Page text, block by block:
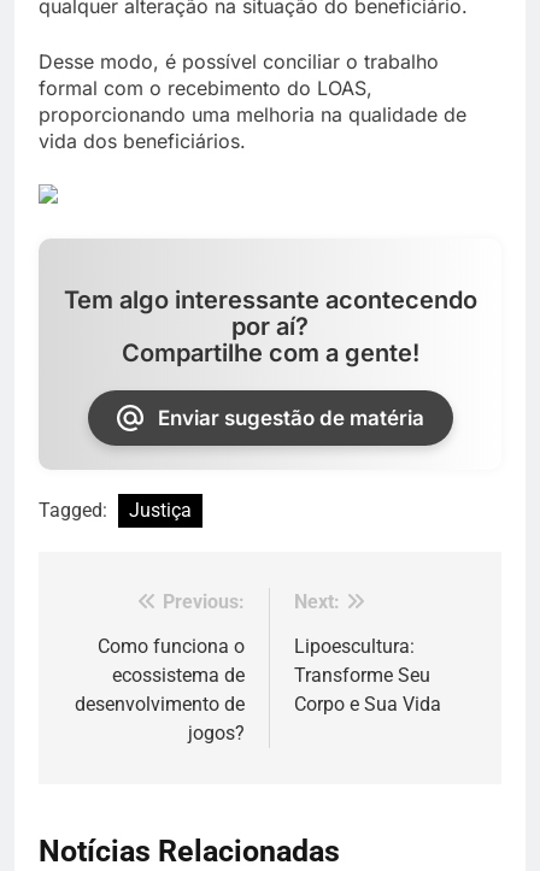
qualquer alteração na situação do beneficiário.
Desse modo, é possível conciliar o trabalho
formal com o recebimento do LOAS,
proporcionando uma melhoria na qualidade de
vida dos beneficiários.
Tem algo interessante acontecendo
por aí?
Compartilhe com a gente!
Enviar sugestão de matéria
Tagged: Justiça
Navegação
Post
Previous:
Como funciona o
ecossistema de
desenvolvimento de
jogos?
Next:
Lipoescultura:
Transforme Seu
Corpo e Sua Vida
Notícias Relacionadas